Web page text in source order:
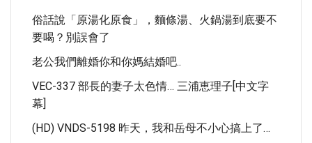
俗話說「原湯化原食」，麵條湯、火鍋湯到底要不
要喝？別誤會了
老公我們離婚你和你媽結婚吧..
VEC-337 部長的妻子太色情… 三浦恵理子[中文字
幕]
(HD) VNDS-5198 昨天，我和岳母不小心搞上了…